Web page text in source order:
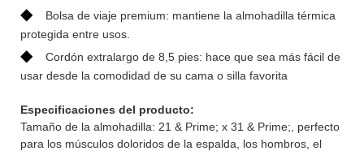
◆
Bolsa de viaje premium: mantiene la almohadilla térmica
protegida entre usos.
◆
Cordón extralargo de 8,5 pies: hace que sea más fácil de
usar desde la comodidad de su cama o silla favorita
Especificaciones del producto:
Tamaño de la almohadilla: 21 & Prime; x 31 & Prime;, perfecto
para los músculos doloridos de la espalda, los hombros, el